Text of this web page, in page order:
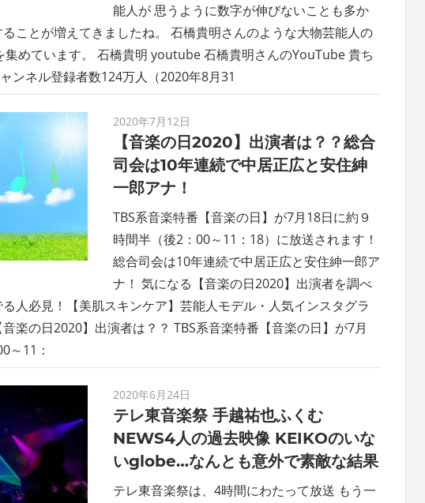
能人が 思うように数字が伸びないことも多か
ことが増えてきましたね。 石橋貴明さんのような大物芸能人の
めています。 石橋貴明 youtube 石橋貴明さんのYouTube 貴ち
ンネル登録者数124万人（2020年8月31
2020年7月12日
【音楽の日2020】出演者は？？総合
司会は10年連続で中居正広と安住紳
一郎アナ！
TBS系音楽特番【音楽の日】が7月18日に約９
時間半（後2：00～11：18）に放送されます！
総合司会は10年連続で中居正広と安住紳一郎ア
ナ！ 気になる【音楽の日2020】出演者を調べ
人必見！【美肌スキンケア】芸能人モデル・人気インスタグラ
楽の日2020】出演者は？？ TBS系音楽特番【音楽の日】が7月
～11：
2020年6月24日
テレ東音楽祭 手越祐也ふくむ
NEWS4人の過去映像 KEIKOのいな
いglobe…なんとも意外で素敵な結果
テレ東音楽祭は、4時間にわたって放送 もう一